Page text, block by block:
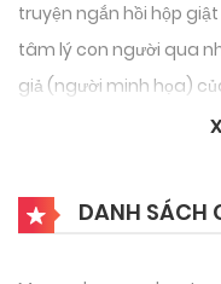
truyện ngắn hồi hộp
tâm lý con người qua
giả (người minh họa)
DANH SÁCH